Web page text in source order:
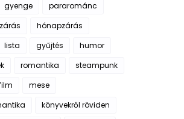
gyenge
pararománc
hónapzárás
lista gyűjtés
humor
romantika
steampunk
mese
könyvekről röviden